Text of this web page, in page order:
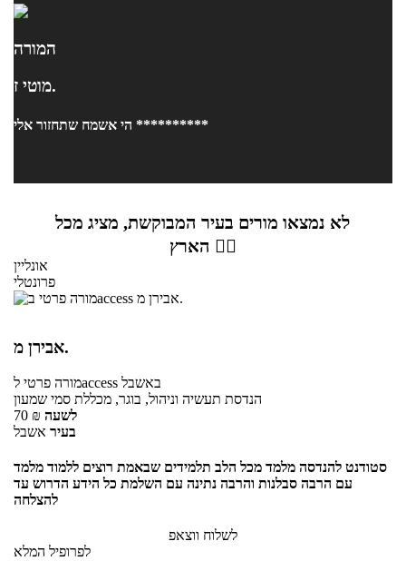
המורה
מוטי ז.
הי אשמח שתחזור אלי **********
לא נמצאו מורים בעיר המבוקשת, מציג מכל
הארץ 👇🏼
אונליין
פרונטלי
אבירן מ.
מורה פרטילaccess באשבל
הנדסת תעשיה וניהול, בוגר, מכללת סמי שמעון
70 ₪ לשעה
בעיר אשבל
סטודנט להנדסה מלמד מכל הלב תלמידים שבאמת רוצים ללמוד מלמד
עם הרבה סבלנות והרבה נתינה עם השלמת כל הידע הדרוש עד
להצלחה
לשלוח ווצאפ
לפרופיל המלא